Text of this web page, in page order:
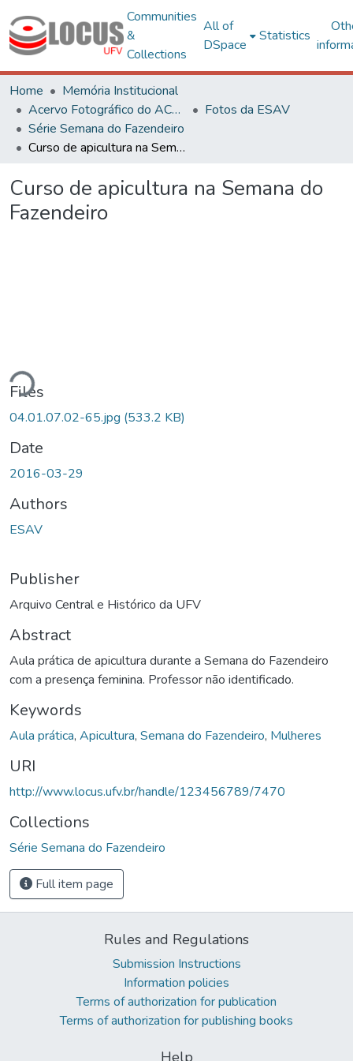
Communities
&
Collections
All of
DSpace
Statistics
Home
Memória Institucional
Acervo Fotográfico do ACH-UFV
Fotos da ESAV
Série Semana do Fazendeiro
Curso de apicultura na Semana do Fazendeiro
Curso de apicultura na Semana do
Fazendeiro
Files
04.01.07.02-65.jpg (533.2 KB)
Date
2016-03-29
Authors
ESAV
Publisher
Arquivo Central e Histórico da UFV
Abstract
Aula prática de apicultura durante a Semana do Fazendeiro
com a presença feminina. Professor não identificado.
Keywords
Aula prática, Apicultura, Semana do Fazendeiro, Mulheres
URI
http://www.locus.ufv.br/handle/123456789/7470
Collections
Série Semana do Fazendeiro
Full item page
Rules and Regulations
Submission Instructions
Information policies
Terms of authorization for publication
Terms of authorization for publishing books
Help